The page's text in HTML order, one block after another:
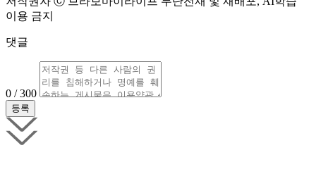
이용 금지
댓글
0 / 300